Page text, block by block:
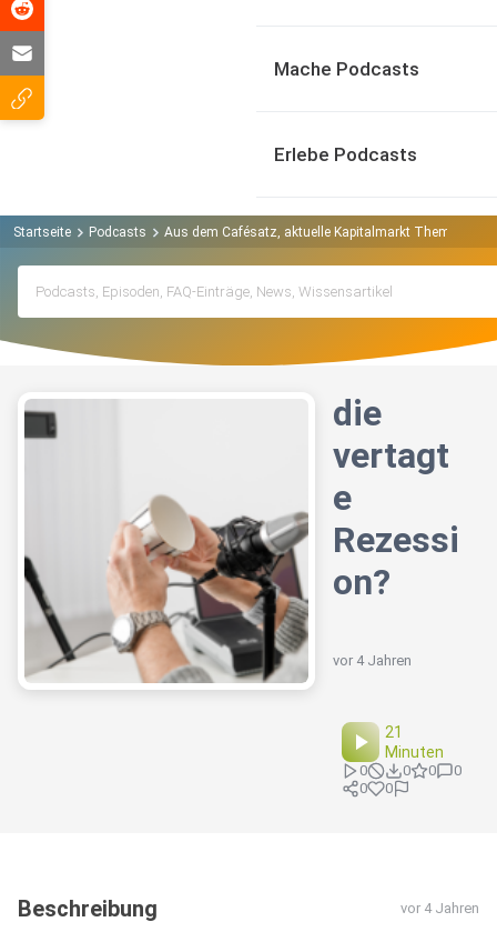
Mache Podcasts
Erlebe Podcasts
Startseite Podcasts Aus dem Cafésatz, aktuelle Kapitalmarkt Themen
die
vertagt
e
Rezessi
on?
vor 4 Jahren
21
Minuten
0 0 0
0
0
0
Beschreibung vor 4 Jahren